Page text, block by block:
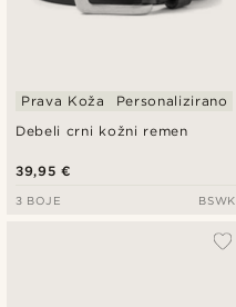
Debeli crni kožni remen
Prava Koža Personalizirano
39,95 €
3 BOJE BSWK